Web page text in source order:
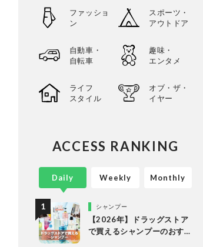
ファッショ
ン
スポーツ・
アウトドア
自動車・
自転車
趣味・
エンタメ
ライフ
スタイル
オブ・ザ・
イヤー
ACCESS RANKING
Daily
シャンプー
【2026年】ドラッグストア
で買えるシャンプーのおす
Weekly Monthly